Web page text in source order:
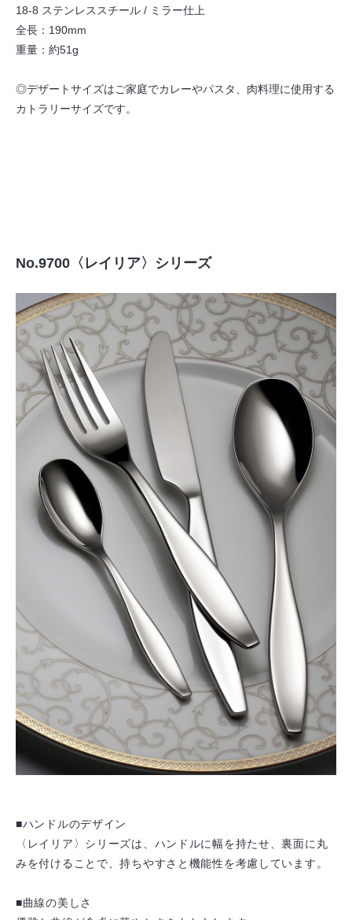
18-8 ステンレススチール / ミラー仕上
全長：190mm
重量：約51g
◎デザートサイズはご家庭でカレーやパスタ、肉料理に使用する
カトラリーサイズです。
No.9700〈レイリア〉シリーズ
■ハンドルのデザイン
〈レイリア〉シリーズは、ハンドルに幅を持たせ、裏面に丸
みを付けることで、持ちやすさと機能性を考慮しています。
■曲線の美しさ